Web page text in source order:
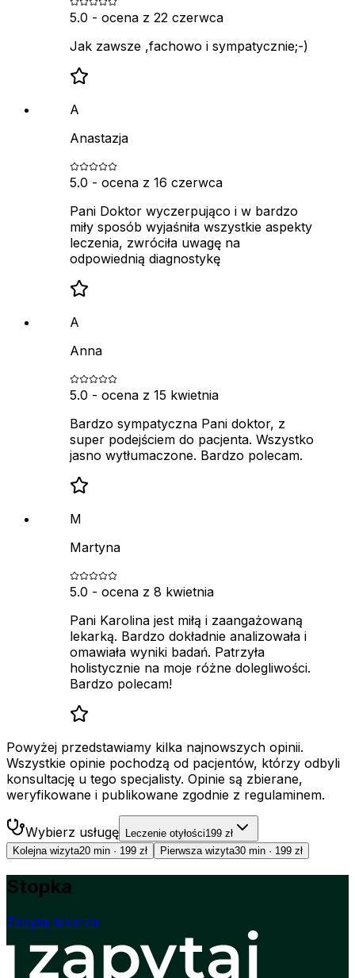
5.0 - ocena z 22 czerwca
Jak zawsze ,fachowo i sympatycznie;-)
A
Anastazja
5.0 - ocena z 16 czerwca
Pani Doktor wyczerpująco i w bardzo
miły sposób wyjaśniła wszystkie aspekty
leczenia, zwróciła uwagę na
odpowiednią diagnostykę
A
Anna
5.0 - ocena z 15 kwietnia
Bardzo sympatyczna Pani doktor, z
super podejściem do pacjenta. Wszystko
jasno wytłumaczone. Bardzo polecam.
M
Martyna
5.0 - ocena z 8 kwietnia
Pani Karolina jest miłą i zaangażowaną
lekarką. Bardzo dokładnie analizowała i
omawiała wyniki badań. Patrzyła
holistycznie na moje różne dolegliwości.
Bardzo polecam!
Powyżej przedstawiamy kilka najnowszych opinii.
Wszystkie opinie pochodzą od pacjentów, którzy odbyli
konsultację u tego specjalisty. Opinie są zbierane,
weryfikowane i publikowane zgodnie z regulaminem.
Wybierz usługę Leczenie otyłości199 zł
Kolejna wizyta20 min · 199 zł Pierwsza wizyta30 min · 199 zł
Stopka
Zapytaj lekarza